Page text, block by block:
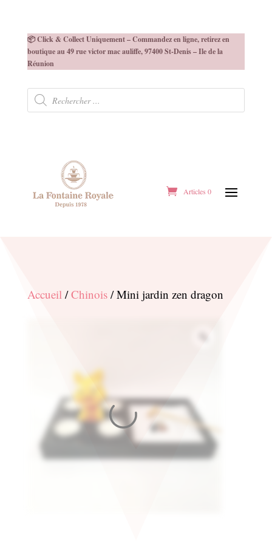
📦 Click & Collect Uniquement – Commandez en ligne, retirez en
boutique au 49 rue victor mac auliffe, 97400 St-Denis – Ile de la
Réunion
Recherche
produits
Articles 0
Accueil/Chinois/ Mini jardin zen dragon